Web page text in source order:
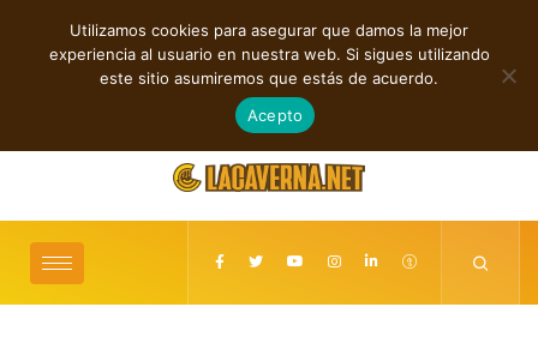
TENDENCIAS
Cuatro canciones independientes entre folk, rock y pop
agosto 8, 2026
Utilizamos cookies para asegurar que damos la mejor
experiencia al usuario en nuestra web. Si sigues utilizando
este sitio asumiremos que estás de acuerdo.
Acepto